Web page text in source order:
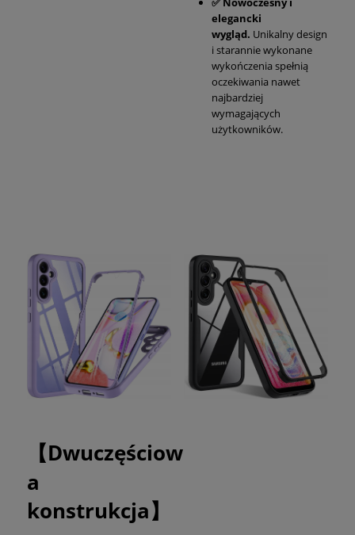
elegancki
wygląd. Unikalny design
i starannie wykonane
wykończenia spełnią
oczekiwania nawet
najbardziej
wymagających
użytkowników.
【Dwuczęściow
a
konstrukcja】